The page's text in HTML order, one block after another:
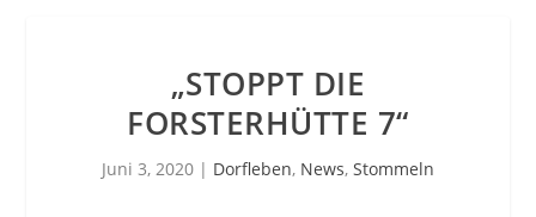
„STOPPT DIE
FORSTERHÜTTE 7“
Juni 3, 2020 | Dorfleben, News, Stommeln